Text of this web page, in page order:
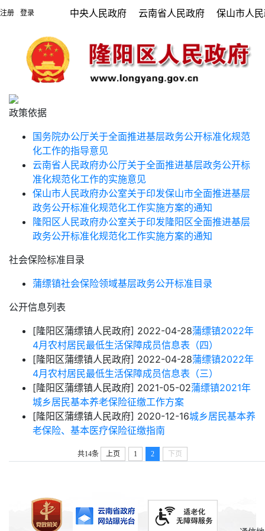
注册 登录 中央人民政府 云南省人民政府 保山市人
政策依据
国务院办公厅关于全面推进基层政务公开标准化规范
化工作的指导意见
云南省人民政府办公厅关于全面推进基层政务公开标
准化规范化工作的实施意见
保山市人民政府办公室关于印发保山市全面推进基层
政务公开标准化规范化工作实施方案的通知
隆阳区人民政府办公室关于印发隆阳区全面推进基层
政务公开标准化规范化工作实施方案的通知
社会保险标准目录
蒲缥镇社会保险领域基层政务公开标准目录
公开信息列表
[隆阳区蒲缥镇人民政府] 2022-04-28蒲缥镇2022年
4月农村居民最低生活保障成员信息表（四）
[隆阳区蒲缥镇人民政府] 2022-04-28蒲缥镇2022年
4月农村居民最低生活保障成员信息表（三）
[隆阳区蒲缥镇人民政府] 2021-05-02蒲缥镇2021年
城乡居民基本养老保险征缴工作方案
[隆阳区蒲缥镇人民政府] 2020-12-16城乡居民基本养
老保险、基本医疗保险征缴指南
共14条 上页 1 2 下页